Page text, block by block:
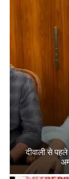
दीवाली से